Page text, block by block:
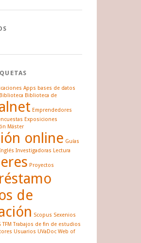
Apps bases de datos
Biblioteca Biblioteca de
Emprendedores
Exposiciones
Máster
online Guías
Investigadoras Lectura
Proyectos
de
Scopus Sexenios
TFM Trabajos de fin de estudios
Usuarios UVaDoc Web of